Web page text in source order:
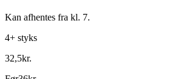
Kan afhentes fra kl. 7.
4+ styks
32,5kr.